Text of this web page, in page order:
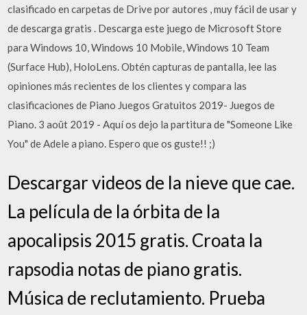
clasificado en carpetas de Drive por autores , muy fácil de usar y
de descarga gratis . Descarga este juego de Microsoft Store
para Windows 10, Windows 10 Mobile, Windows 10 Team
(Surface Hub), HoloLens. Obtén capturas de pantalla, lee las
opiniones más recientes de los clientes y compara las
clasificaciones de Piano Juegos Gratuitos 2019- Juegos de
Piano. 3 août 2019 - Aquí os dejo la partitura de "Someone Like
You" de Adele a piano. Espero que os guste!! ;)
Descargar videos de la nieve que cae.
La película de la órbita de la
apocalipsis 2015 gratis. Croata la
rapsodia notas de piano gratis.
Música de reclutamiento. Prueba